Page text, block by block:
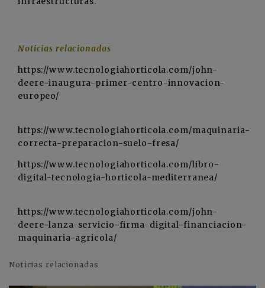
Noticias relacionadas
https://www.tecnologiahorticola.com/john-
deere-inaugura-primer-centro-innovacion-
europeo/
https://www.tecnologiahorticola.com/maquinaria-
correcta-preparacion-suelo-fresa/
https://www.tecnologiahorticola.com/libro-
digital-tecnologia-horticola-mediterranea/
https://www.tecnologiahorticola.com/john-
deere-lanza-servicio-firma-digital-financiacion-
maquinaria-agricola/
Noticias relacionadas